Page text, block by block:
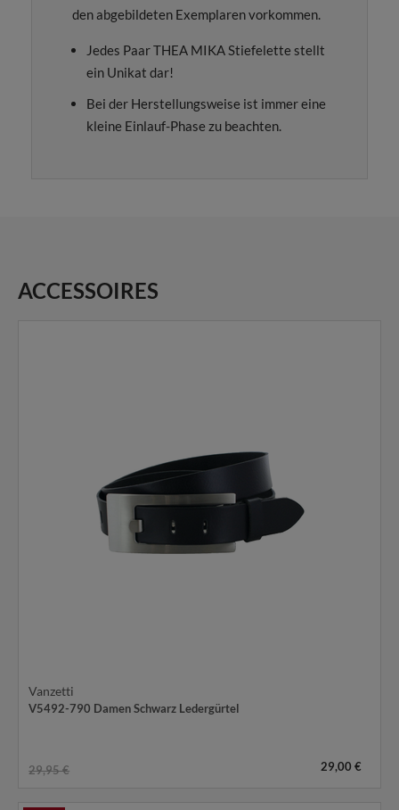
den abgebildeten Exemplaren vorkommen.
Jedes Paar THEA MIKA Stiefelette stellt
ein Unikat dar!
Bei der Herstellungsweise ist immer eine
kleine Einlauf-Phase zu beachten.
ACCESSOIRES
Vanzetti
V5492-790 Damen Schwarz Ledergürtel
29,95 € 29,00 €